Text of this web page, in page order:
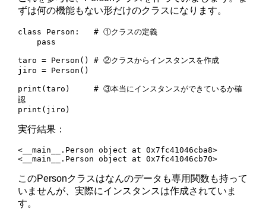
ずは何の機能もない形だけのクラスになります。
class Person:   # ①クラスの定義
taro = Person() # ②クラスからインスタンスを作成
jiro = Person()
print(taro)     # ③本当にインスタンスができているか確
認
print(jiro)
実行結果：
<__main__.Person object at 0x7fc41046cba8>
<__main__.Person object at 0x7fc41046cb70>
このPersonクラスはなんのデータも専用関数も持って
いませんが、実際にインスタンスは作成されていま
す。